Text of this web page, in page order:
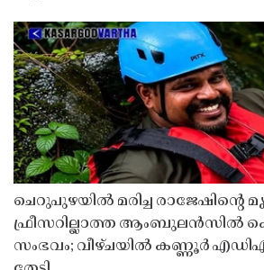
ചെറുപുഴയിൽ മരിച്ച രാജേഷിൻ്റെ
ഫ്രീസറില്ലാത്ത
സംഭവം; വീഴ്ചയിൽ കണ്ണൂർ